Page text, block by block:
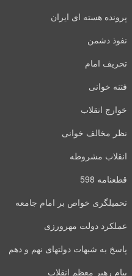
پرونده هسته ای ایران
نفوذ دشمن
تحریف امام
فتنه خوانی
خوارج انقلاب
نظر مخالف خوانی
انقلاب مشروطه
قطعنامه 598
تحمیلگری خواص بر امام جامعه
عملکرد دولت مهرورزی
پاسخ به شبهات دولتهای نهم و دهم
پیام رهبر معظم انقلاب